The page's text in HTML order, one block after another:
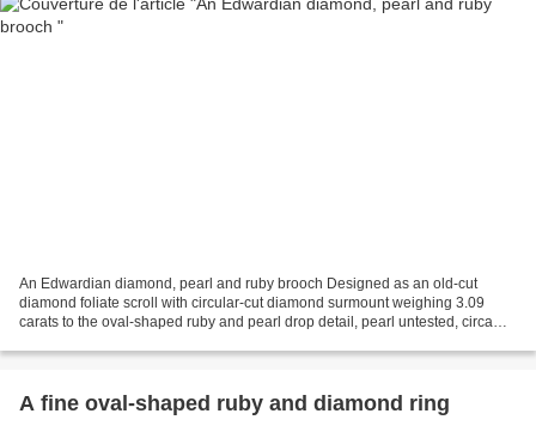
An Edwardian diamond, pearl and ruby brooch Designed as an old-cut
diamond foliate scroll with circular-cut diamond surmount weighing 3.09
carats to the oval-shaped ruby and pearl drop detail, pearl untested, circa
A fine oval-shaped ruby and diamond ring